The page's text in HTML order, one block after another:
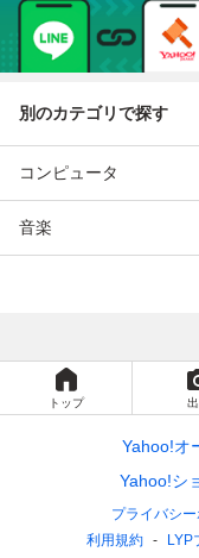
別のカテゴリで探す
コンピュータ
音楽
トップ
Yahoo!オ
Yahoo!シ
プライバシ
利用規約
LYP